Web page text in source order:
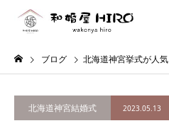
ブログ 北海道神宮挙式が人気
北海道神宮結婚式 2023.05.13